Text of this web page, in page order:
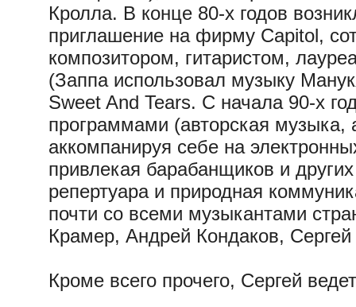
Кролла. В конце 80-х годов
приглашение на фирму Capitol,
композитором, гитаристом,
(Заппа использовал музыку
Sweet And Tears. С начала 90-х
программами (авторская музыка,
аккомпанируя себе на
привлекая барабанщиков и
репертуара и природная
почти со всеми музыкантами
Крамер, Андрей Кондаков,
Кроме всего прочего, Сергей